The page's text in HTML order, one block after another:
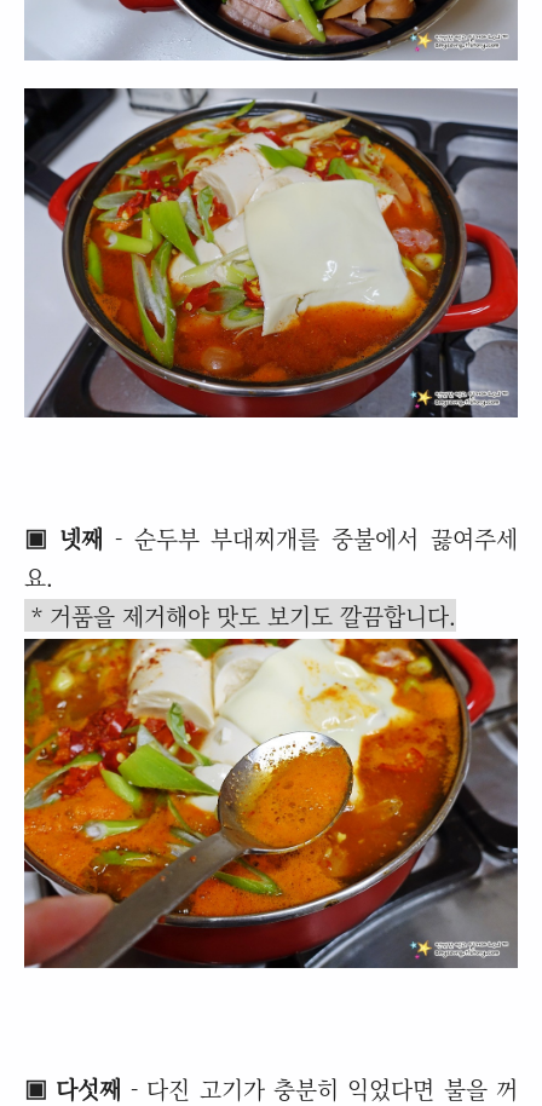
▣ 넷째 - 순두부 부대찌개를 중불에서 끓여주세
요.
* 거품을 제거해야 맛도 보기도 깔끔합니다.
▣ 다섯째 - 다진 고기가 충분히 익었다면 불을 꺼